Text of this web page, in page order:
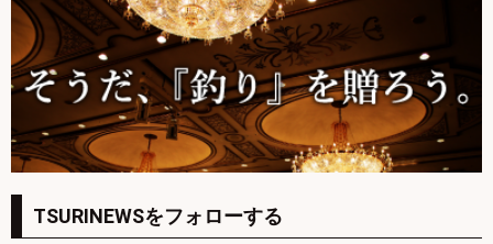
TSURINEWSをフォローする